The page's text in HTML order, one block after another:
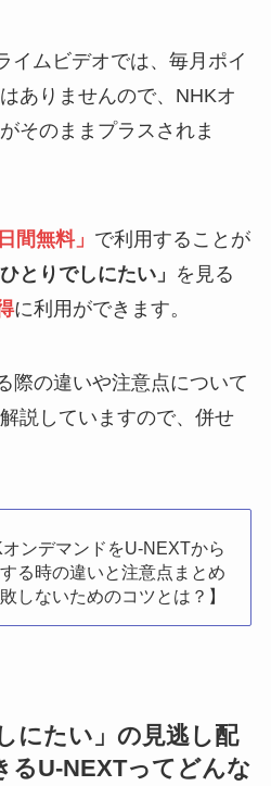
イムビデオでは、毎月ポイ
ありませんので、NHKオ
そのままプラスされま
間無料」 で利用することが
ひとりでしにたい」 を見る
に利用ができます。
際の違いや注意点について
説していますので、併せ
ンデマンドをU-NEXTから
る時の違いと注意点まとめ
敗しないためのコツとは？】
にたい 」の見逃し配
るU-NEXTってどんな